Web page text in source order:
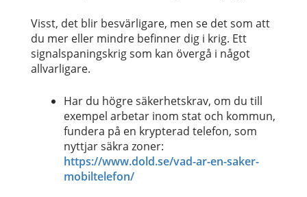
Visst, det blir besvärligare, men se det som att
du mer eller mindre befinner dig i krig. Ett
signalspaningskrig som kan övergå i något
allvarligare.
Har du högre säkerhetskrav, om du till
exempel arbetar inom stat och kommun,
fundera på en krypterad telefon, som
nyttjar säkra zoner:
https://www.dold.se/vad-ar-en-saker-
mobiltelefon/